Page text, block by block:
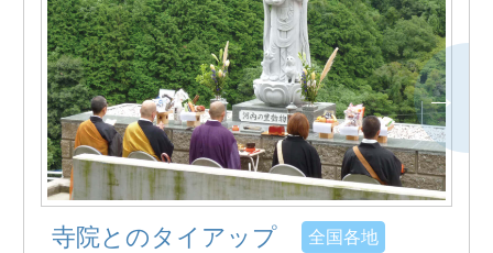
寺院とのタイアップ 全国各地